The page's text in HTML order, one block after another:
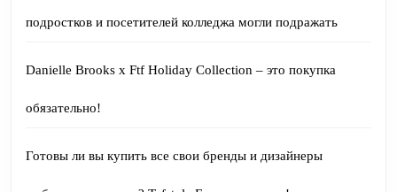
подростков и посетителей колледжа могли подражать
Danielle Brooks x Ftf Holiday Collection – это покупка
обязательно!
Готовы ли вы купить все свои бренды и дизайнеры